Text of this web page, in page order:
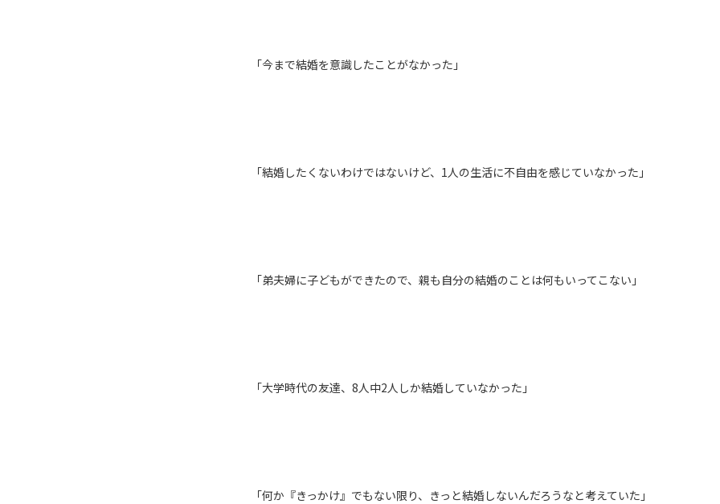
「今まで結婚を意識したことがなかった」
「結婚したくないわけではないけど、1人の生活に不自由を感じていなかった」
「弟夫婦に子どもができたので、親も自分の結婚のことは何もいってこない」
「大学時代の友達、8人中2人しか結婚していなかった」
「何か『きっかけ』でもない限り、きっと結婚しないんだろうなと考えていた」